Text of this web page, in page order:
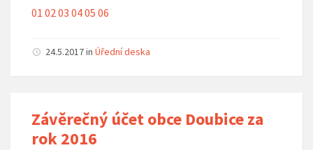
01 0203 0405 06
24.5.2017in Úřední deska
Závěrečný účet obce Doubice za
rok 2016